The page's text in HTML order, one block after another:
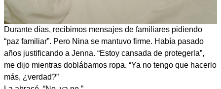
Durante días, recibimos mensajes de familiares pidiendo
“paz familiar”. Pero Nina se mantuvo firme. Había pasado
años justificando a Jenna. “Estoy cansada de protegerla”,
me dijo mientras doblábamos ropa. “Ya no tengo que hacerlo
más, ¿verdad?”